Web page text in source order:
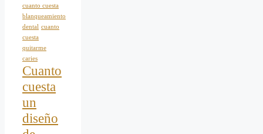
cuanto cuesta
blanqueamiento
dental cuanto
cuesta
quitarme
caries
Cuanto
cuesta
un
diseño